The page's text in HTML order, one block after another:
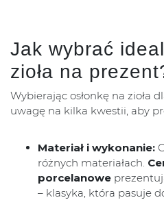
Jak wybrać
zioła na
Wybierając osłonkę na zioła
uwagę na kilka kwestii, aby
Materiał i wykonanie:
różnych materiałach.
porcelanowe
– klasyka, która pasuje